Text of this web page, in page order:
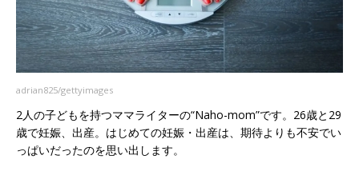
adrian825/gettyimages
2人の子どもを持つママライターの“Naho-mom”です。26歳と29
歳で妊娠、出産。はじめての妊娠・出産は、期待よりも不安でい
っぱいだったのを思い出します。